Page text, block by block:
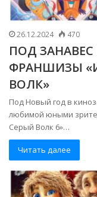
26.12.2024 470
ПОД
ФРАНШИЗЫ
ВОЛК»
Под Новый год в
любимой юными
Серый Волк 6»…
Читать далее